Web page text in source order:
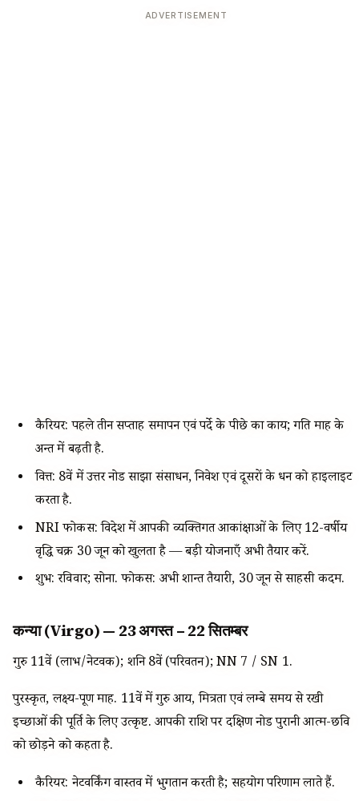
ADVERTISEMENT
कैरियर: पहले तीन सप्ताह समापन एवं पर्दे के पीछे का कार्य; गति माह के
अन्त में बढ़ती है.
वित्त: 8वें में उत्तर नोड साझा संसाधन, निवेश एवं दूसरों के धन को हाइलाइट
करता है.
NRI फोकस: विदेश में आपकी व्यक्तिगत आकांक्षाओं के लिए 12-वर्षीय
वृद्धि चक्र 30 जून को खुलता है — बड़ी योजनाएँ अभी तैयार करें.
शुभ: रविवार; सोना. फोकस: अभी शान्त तैयारी, 30 जून से साहसी कदम.
कन्या (Virgo) — 23 अगस्त – 22 सितम्बर
गुरु 11वें (लाभ/नेटवर्क); शनि 8वें (परिवर्तन); NN 7 / SN 1.
पुरस्कृत, लक्ष्य-पूर्ण माह. 11वें में गुरु आय, मित्रता एवं लम्बे समय से रखी
इच्छाओं की पूर्ति के लिए उत्कृष्ट. आपकी राशि पर दक्षिण नोड पुरानी आत्म-छवि
को छोड़ने को कहता है.
कैरियर: नेटवर्किंग वास्तव में भुगतान करती है; सहयोग परिणाम लाते हैं.